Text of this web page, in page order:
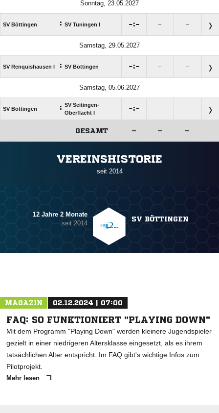
Sonntag, 23.05.2027
SV Böttingen : SV Tuningen I : – –
Samstag, 29.05.2027
SV Renquishausen I : SV Böttingen : – –
Samstag, 05.06.2027
SV Böttingen : SV Seitingen-
Oberflacht I
: – –
GESAMT – – –
VEREINSHISTORIE
seit 2014
12 Jahre 2 Monate
seit 2014
SV BÖTTINGEN
MAGAZIN 02.12.2024 | 07:00
FAQ: SO FUNKTIONIERT "PLAYING DOWN"
Mit dem Programm "Playing Down" werden kleinere Jugendspieler
gezielt in einer niedrigeren Altersklasse eingesetzt, als es ihrem
tatsächlichen Alter entspricht. Im FAQ gibt's wichtige Infos zum
Pilotprojekt.
Mehr lesen